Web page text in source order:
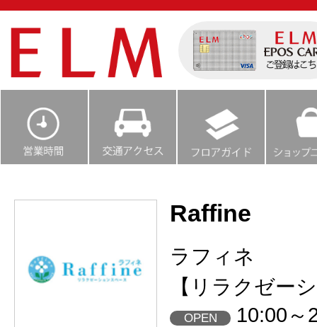
Raffine
ラフィネ
【リラクゼー
OPEN 10:00～